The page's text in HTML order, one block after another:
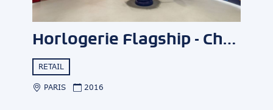
Horlogerie Flagship - Champs Elysées
RETAIL
PARIS 2016